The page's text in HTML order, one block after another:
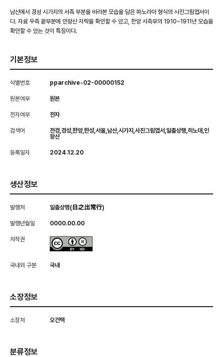
남산에서 경성 시가지의 서측 부분을 바라본 모습을 담은 파노라마 형식의 사진그림엽서이
다. 자료 우측 끝부분에 인왕산 자락을 확인할 수 있고, 한양 서측부의 1910~1911년 모습을
확인할 수 있는 것이 특징이다.
기본정보
식별번호 pparchive-02-00000152
원본여부 원본
전자여부 전자
검색어
전경,경성,한양,한성,서울,남산,시가지,사진그림엽서,일출상행,히노데,인
왕산
등록일자 2024.12.20
생산정보
발행처 일출상행(日之出常行)
발행년월일 0000.00.00
저작권
국내외 구분 국내
소장정보
소장처 오건택
분류정보